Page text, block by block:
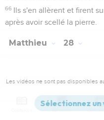
66 Ils s'en allèrent et firent
après avoir scellé la pierre.
Matthieu 28
Les vidéos ne sont pas disponibles
de Jésus Versions